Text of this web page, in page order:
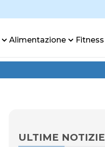
Alimentazione Fitness
ULTIME NOTIZIE